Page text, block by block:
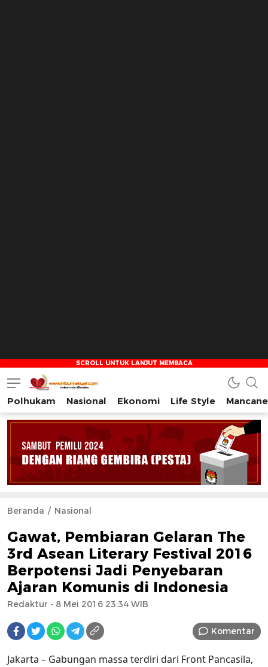
Tribun Rakyat
Tulus – Terdepan – Diharapkan
Polhukam Nasional Ekonomi Life Style
Beranda Nasional
Gawat, Pembiaran Gelaran The
3rd Asean Literary Festival 2016
Berpotensi Jadi Penyebaran
Ajaran Komunis di Indonesia
Redaktur - 8 Mei 2016 23:34 WIB
Komentar
Jakarta – Gabungan massa terdiri dari Front Pancasila,